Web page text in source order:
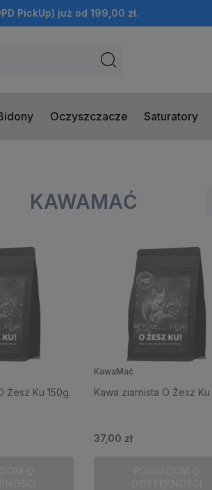
PickUp) już od 199,00 zł.
Oczyszczacze Saturatory
KAWAMAĆ
Żesz Ku 150g.
KawaMać
Kawa ziarnista O Żesz
37,00 zł